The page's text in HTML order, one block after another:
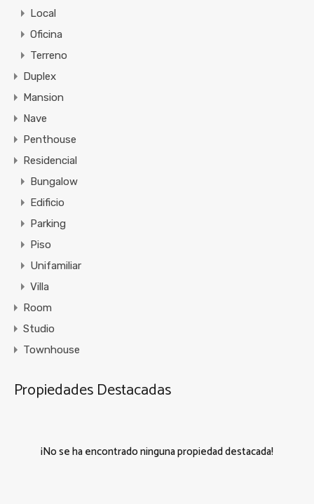
Local
Oficina
Terreno
Duplex
Mansion
Nave
Penthouse
Residencial
Bungalow
Edificio
Parking
Piso
Unifamiliar
Villa
Room
Studio
Townhouse
Propiedades Destacadas
¡No se ha encontrado ninguna propiedad destacada!